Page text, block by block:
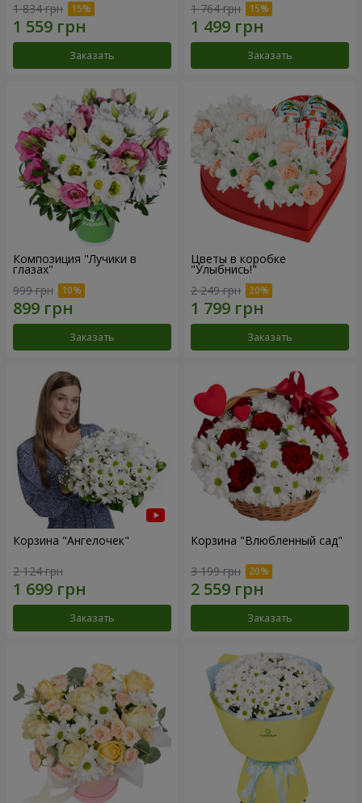
1 834 грн
Заказать
1 764 грн
Заказать
Композиция "Лучики в
глазах"
999 грн
Заказать
Цветы в коробке
"Улыбнись!"
2 249 грн
Заказать
Корзина "Ангелочек"
2 124 грн
Заказать
Корзина "Влюбленный сад"
3 199 грн
Заказать